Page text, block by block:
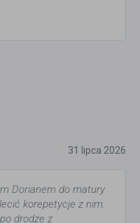
31 lipca 2026
Dorianem do matury
korepetycje z nim.
drodze z